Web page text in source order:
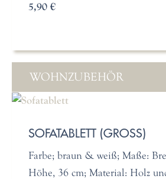
5,90 €
WOHNZUBEHÖR
SOFATABLETT (GROSS)
Farbe; braun & weiß; Maße:
Höhe, 36 cm; Material: Holz